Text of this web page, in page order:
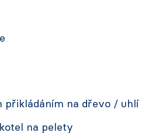
přikládáním na dřevo / uhlí
na pelety